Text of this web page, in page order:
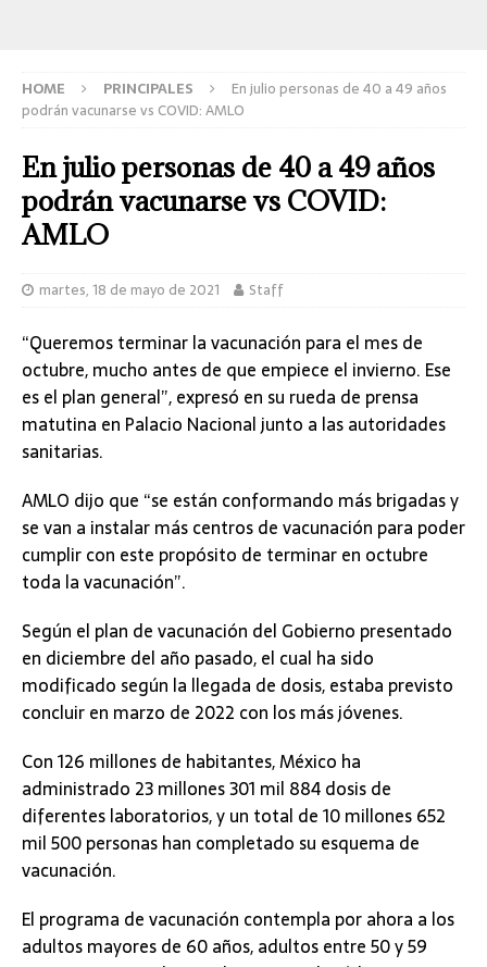
HOME PRINCIPALES
En julio personas de 40 a 49 años
podrán vacunarse vs COVID: AMLO
En julio personas de 40 a 49 años
podrán vacunarse vs COVID:
AMLO
martes, 18 de mayo de 2021 Staff
“Queremos terminar la vacunación para el mes de
octubre, mucho antes de que empiece el invierno. Ese
es el plan general”, expresó en su rueda de prensa
matutina en Palacio Nacional junto a las autoridades
sanitarias.
AMLO dijo que “se están conformando más brigadas y
se van a instalar más centros de vacunación para poder
cumplir con este propósito de terminar en octubre
toda la vacunación”.
Según el plan de vacunación del Gobierno presentado
en diciembre del año pasado, el cual ha sido
modificado según la llegada de dosis, estaba previsto
concluir en marzo de 2022 con los más jóvenes.
Con 126 millones de habitantes, México ha
administrado 23 millones 301 mil 884 dosis de
diferentes laboratorios, y un total de 10 millones 652
mil 500 personas han completado su esquema de
vacunación.
El programa de vacunación contempla por ahora a los
adultos mayores de 60 años, adultos entre 50 y 59